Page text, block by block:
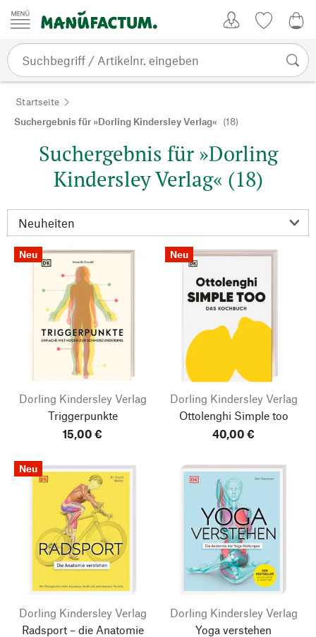
Zum Inhalt springen
Startseite
Suchergebnis für »Dorling Kindersley Verlag« (18)
Suchergebnis für »Dorling
Kindersley Verlag« (18)
Neu
Dorling Kindersley Verlag
Triggerpunkte
15,00 €
Neu
Dorling Kindersley Verlag
Ottolenghi Simple too
40,00 €
Neu
Dorling Kindersley Verlag
Radsport – die Anatomie
Dorling Kindersley Verlag
Yoga verstehen